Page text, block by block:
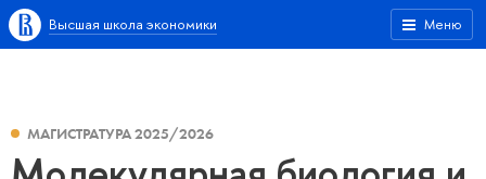
Меню
Высшая школа экономики
МАГИСТРАТУРА 2025/2026